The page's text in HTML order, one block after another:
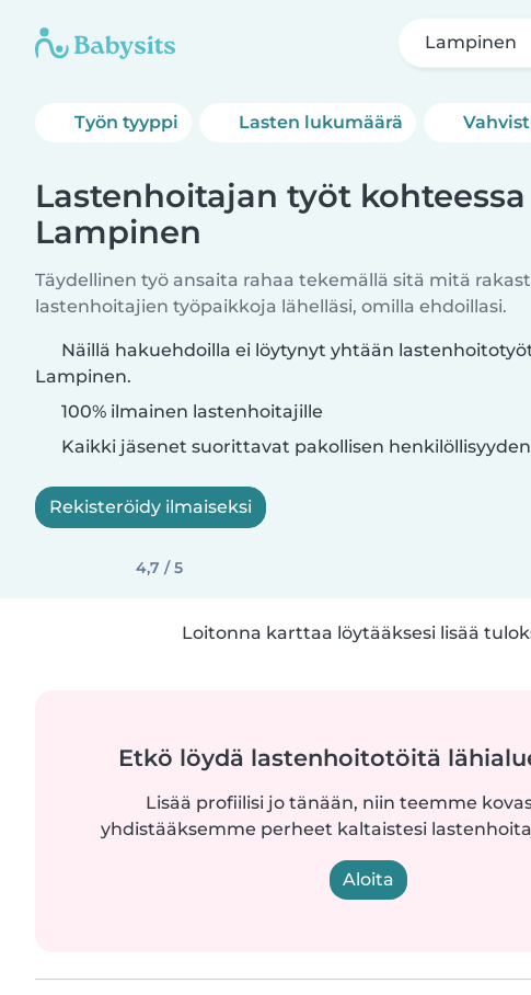
Lampinen
Työn tyyppi Lasten lukumäärä
Lastenhoitajan työt kohteessa
Lampinen
Täydellinen työ ansaita rahaa tekemällä sitä mitä
lastenhoitajien työpaikkoja lähelläsi, omilla ehdoillasi.
Näillä hakuehdoilla ei löytynyt yhtään
Lampinen.
100% ilmainen lastenhoitajille
Kaikki jäsenet suorittavat pakollisen
Rekisteröidy ilmaiseksi
4,7 / 5
Loitonna karttaa löytääksesi lisää
Etkö löydä lastenhoitotöitä
Lisää profiilisi jo tänään, niin teemme
yhdistääksemme perheet kaltaistesi
Aloita